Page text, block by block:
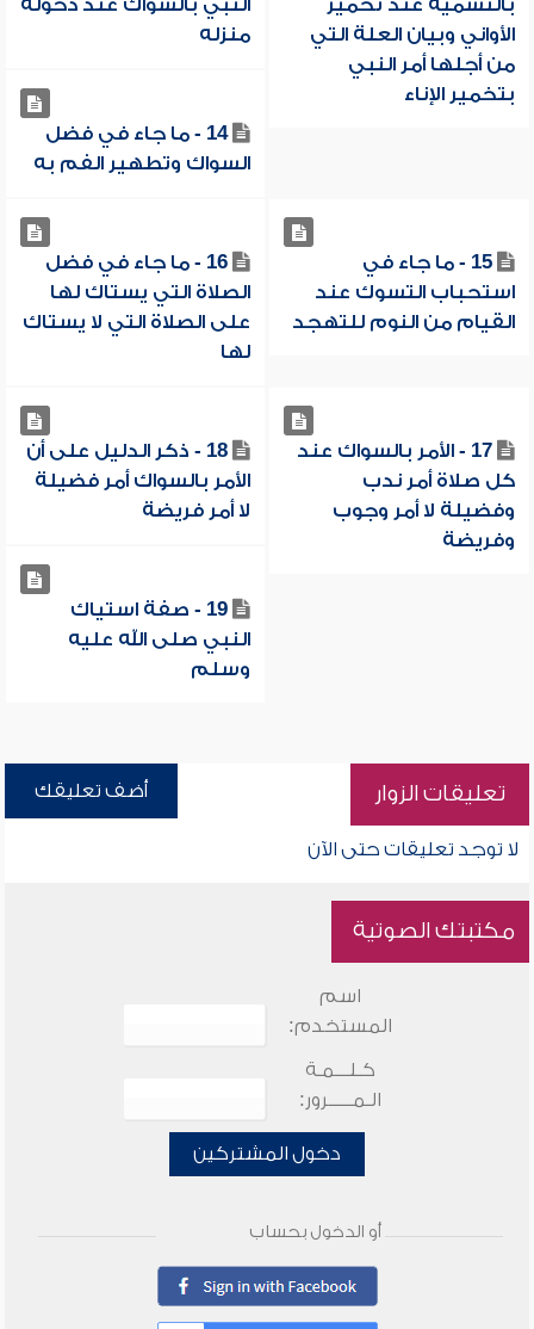
بالتسمية عند تخمير
الأواني وبيان العلة التي
من أجلها أمر النبي
بتخمير الإناء
النبي بالسواك عند دخوله
منزله
14 - ما جاء في فضل
السواك وتطهير الفم به
15 - ما جاء في
استحباب التسوك عند
القيام من النوم للتهجد
16 - ما جاء في فضل
الصلاة التي يستاك لها
على الصلاة التي لا يستاك
لها
17 - الأمر بالسواك عند
كل صلاة أمر ندب
وفضيلة لا أمر وجوب
وفريضة
18 - ذكر الدليل على أن
الأمر بالسواك أمر فضيلة
لا أمر فريضة
19 - صفة استياك
النبي صلى الله عليه
وسلم
تعليقات الزوار أضف تعليقك
لا توجد تعليقات حتى الآن
مكتبتك الصوتية
اسم
المستخدم:
كـلـــمـة
الـمـــــرور:
دخول المشتركين
أو الدخول بحساب